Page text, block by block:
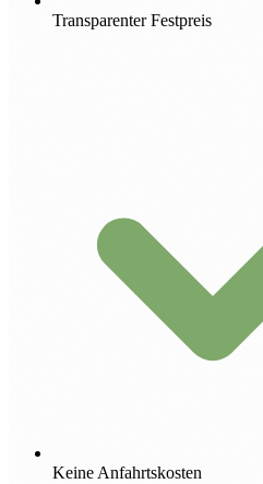
Transparenter Festpreis
Keine Anfahrtskosten